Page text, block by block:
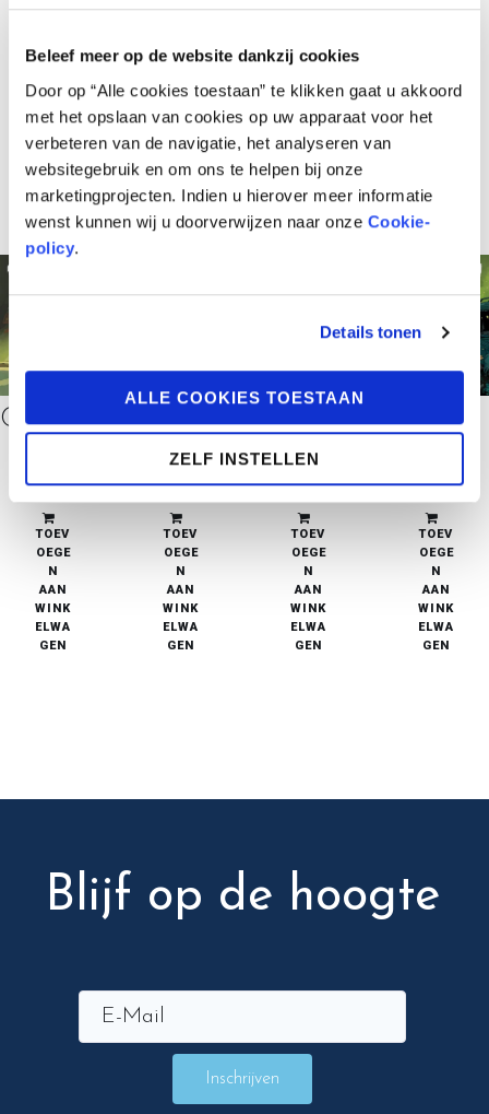
Beleef meer op de website dankzij cookies
Door op “Alle cookies toestaan” te klikken gaat u akkoord
met het opslaan van cookies op uw apparaat voor het
verbeteren van de navigatie, het analyseren van
websitegebruik en om ons te helpen bij onze
marketingprojecten. Indien u hierover meer informatie
wenst kunnen wij u doorverwijzen naar onze Cookie-
policy.
Details tonen
ALLE COOKIES TOESTAAN
ZELF INSTELLEN
Creaturen 4: Afspraak met de Bogeyman
in stock
TOEV
OEGE
N
AAN
WINK
ELWA
GEN
Creaturen 3: In het hart van Yog
12,95
in stock
TOEV
OEGE
N
AAN
WINK
ELWA
GEN
Creaturen 2: De Grote Nacht
€12,95
in stock
TOEV
OEGE
N
AAN
WINK
ELWA
GEN
in stock
TOEV
OEGE
N
AAN
WINK
ELWA
GEN
Blijf op de hoogte
Inschrijven